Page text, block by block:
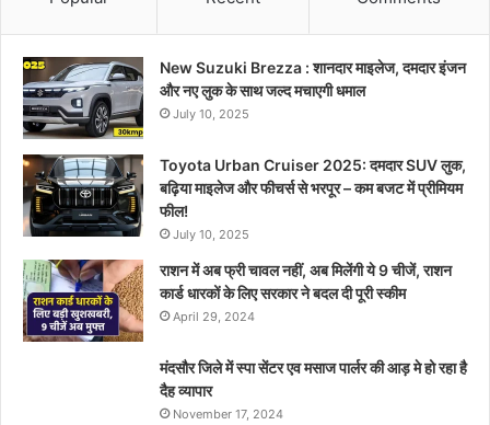
New Suzuki Brezza : शानदार माइलेज, दमदार इंजन
और नए लुक के साथ जल्द मचाएगी धमाल
July 10, 2025
Toyota Urban Cruiser 2025: दमदार SUV लुक,
बढ़िया माइलेज और फीचर्स से भरपूर – कम बजट में प्रीमियम
फील!
July 10, 2025
राशन में अब फ्री चावल नहीं, अब मिलेंगी ये 9 चीजें, राशन
कार्ड धारकों के लिए सरकार ने बदल दी पूरी स्कीम
April 29, 2024
मंदसौर जिले में स्पा सेंटर एव मसाज पार्लर की आड़ मे हो रहा है
दैह व्यापार
November 17, 2024